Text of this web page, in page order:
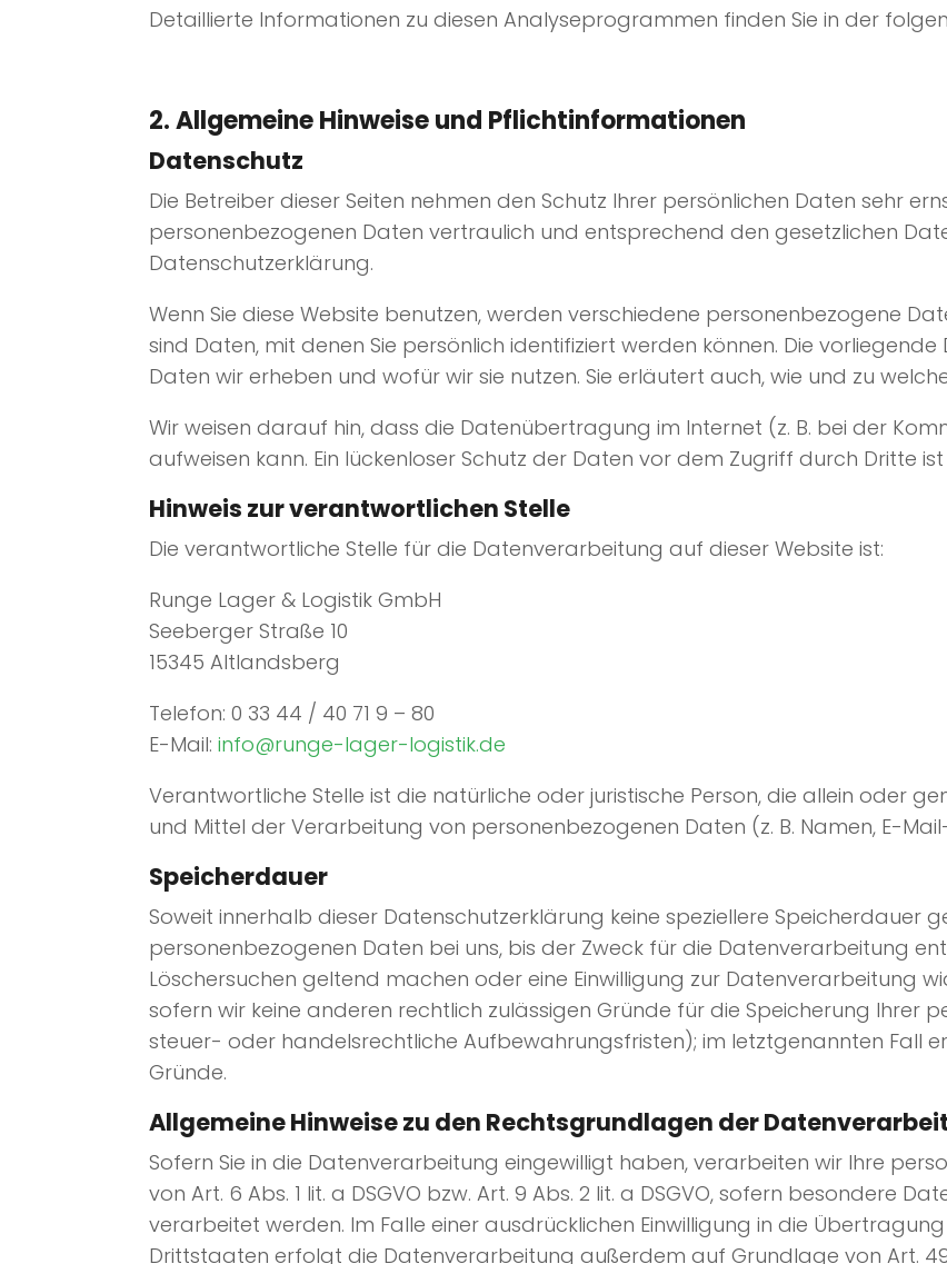
Detaillierte Informationen zu diesen Analyseprogrammen finden Sie in der
2. Allgemeine Hinweise und Pflicht­informationen
Datenschutz
Die Betreiber dieser Seiten nehmen den Schutz Ihrer persönlichen Daten sehr
personenbezogenen Daten vertraulich und entsprechend den gesetzlichen
Datenschutzerklärung.
Wenn Sie diese Website benutzen, werden verschiedene personenbezogene
sind Daten, mit denen Sie persönlich identifiziert werden können. Die
Daten wir erheben und wofür wir sie nutzen. Sie erläutert auch, wie und zu
Wir weisen darauf hin, dass die Datenübertragung im Internet (z. B. bei der
aufweisen kann. Ein lückenloser Schutz der Daten vor dem Zugriff durch Dritte
Hinweis zur verantwortlichen Stelle
Die verantwortliche Stelle für die Datenverarbeitung auf dieser Website ist:
Runge Lager & Logistik GmbH
Seeberger Straße 10
15345 Altlandsberg
Telefon: 0 33 44 / 40 71 9 – 80
E-Mail:info@runge-lager-logistik.de
Verantwortliche Stelle ist die natürliche oder juristische Person, die allein oder
und Mittel der Verarbeitung von personenbezogenen Daten (z. B. Namen, E-
Speicherdauer
Soweit innerhalb dieser Datenschutzerklärung keine speziellere Speicherdauer
personenbezogenen Daten bei uns, bis der Zweck für die Datenverarbeitung
Löschersuchen geltend machen oder eine Einwilligung zur Datenverarbeitung
sofern wir keine anderen rechtlich zulässigen Gründe für die Speicherung Ihrer
steuer- oder handelsrechtliche Aufbewahrungsfristen); im letztgenannten Fall
Gründe.
Allgemeine Hinweise zu den Rechtsgrundlagen der
Sofern Sie in die Datenverarbeitung eingewilligt haben, verarbeiten wir Ihre
von Art. 6 Abs. 1 lit. a DSGVO bzw. Art. 9 Abs. 2 lit. a DSGVO, sofern besondere
verarbeitet werden. Im Falle einer ausdrücklichen Einwilligung in die
Drittstaaten erfolgt die Datenverarbeitung außerdem auf Grundlage von Art. 49